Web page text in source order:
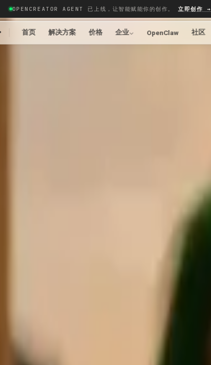
OPENCREATOR AGENT 已上线，让智能赋能你的创作。 立即创作 →
首页 解决方案 价格 企业 OpenClaw 社区